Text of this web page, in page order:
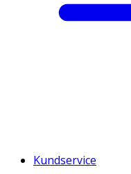
Kundservice